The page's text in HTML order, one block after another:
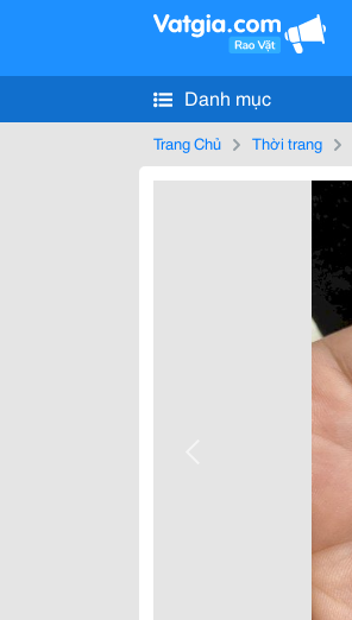
Danh mục
Trang Chủ Thời trang